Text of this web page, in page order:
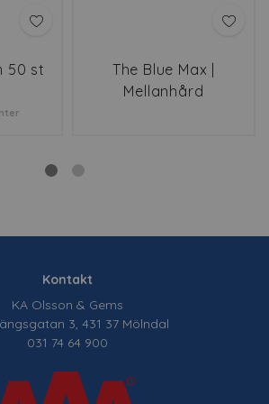
50 st
The Blue Max |
Mellanhård
Kontakt
KA Olsson & Gems
3, 431 37 Mölndal
031 74 64 900